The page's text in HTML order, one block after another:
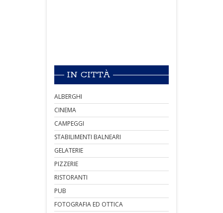
IN CITTÀ
ALBERGHI
CINEMA
CAMPEGGI
STABILIMENTI BALNEARI
GELATERIE
PIZZERIE
RISTORANTI
PUB
FOTOGRAFIA ED OTTICA